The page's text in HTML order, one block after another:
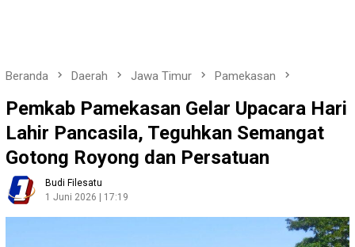
Beranda Daerah Jawa Timur Pamekasan
Pemkab Pamekasan Gelar Upacara Hari
Lahir Pancasila, Teguhkan Semangat
Gotong Royong dan Persatuan
Budi Filesatu
1 Juni 2026 | 17:19